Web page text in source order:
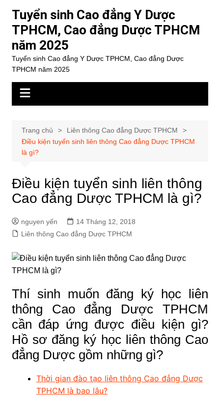
dung
Tuyển sinh Cao đẳng Y Dược
TPHCM, Cao đẳng Dược TPHCM
năm 2025
Tuyển sinh Cao đẳng Y Dược TPHCM, Cao đẳng Dược
TPHCM năm 2025
Trang chủ
Liên thông Cao đẳng Dược TPHCM
Điều kiện tuyển sinh liên thông Cao đẳng Dược TPHCM
là gì?
Điều kiện tuyển sinh liên thông
Cao đẳng Dược TPHCM là gì?
nguyen yến
14 Tháng 12, 2018
Liên thông Cao đẳng Dược TPHCM
Thí sinh muốn đăng ký học liên
thông Cao đẳng Dược TPHCM
cần đáp ứng được điều kiện gì?
Hồ sơ đăng ký học liên thông Cao
đẳng Dược gồm những gì?
Thời gian đào tạo liên thông Cao đẳng Dược
TPHCM là bao lâu?